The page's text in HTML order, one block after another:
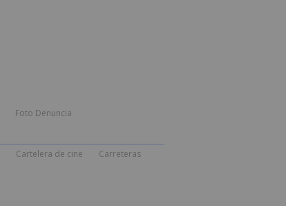
Foto Denuncia
Cartelera de cine Carreteras